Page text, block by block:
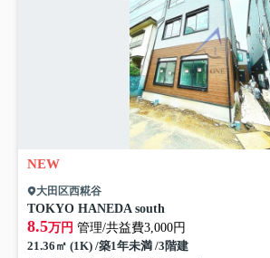
NEW
大田区西糀谷
TOKYO HANEDA south
8.5万円 管理/共益費3,000円
21.36㎡ (1K) /築1年未満 /3階建